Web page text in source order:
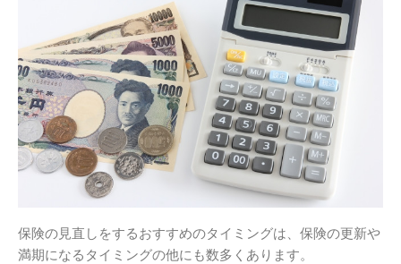
保険の見直しをするおすすめのタイミングは、保険の更新や
満期になるタイミングの他にも数多くあります。